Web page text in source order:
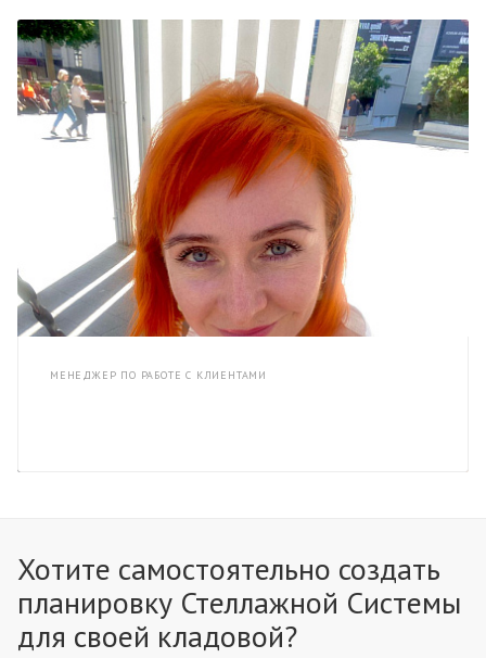
МЕНЕДЖЕР ПО РАБОТЕ С КЛИЕНТАМИ
Хотите самостоятельно создать
планировку Стеллажной Системы
для своей кладовой?